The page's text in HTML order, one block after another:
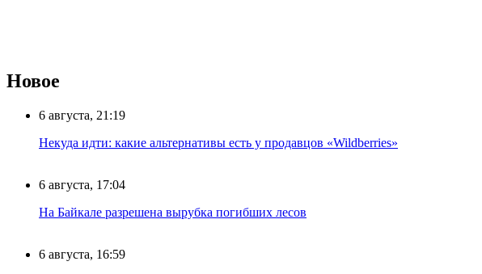
Новое
6 августа, 21:19
Некуда идти: какие альтернативы есть у продавцов «Wildberries»
6 августа, 17:04
На Байкале разрешена вырубка погибших лесов
6 августа, 16:59